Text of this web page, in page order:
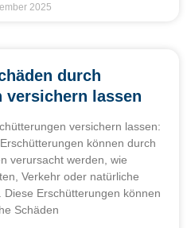
2025
durch
versichern lassen
versichern lassen:
können durch
verursacht werden, wie
Verkehr oder natürliche
Erschütterungen können
Schäden